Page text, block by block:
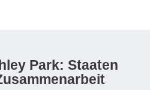
Park: Staaten